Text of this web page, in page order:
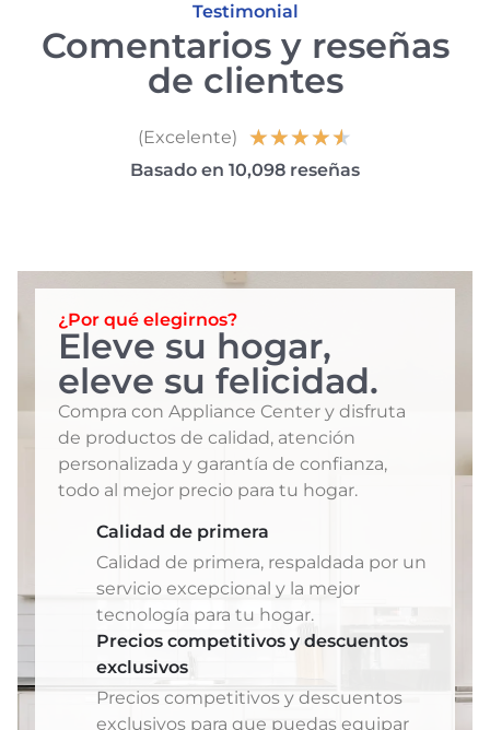
Testimonial
Comentarios y reseñas
de clientes
(Excelente) ★★★★★
Basado en 10,098 reseñas
¿Por qué elegirnos?
Eleve su hogar,
eleve su felicidad.
Compra con Appliance Center y disfruta
de productos de calidad, atención
personalizada y garantía de confianza,
todo al mejor precio para tu hogar.
Calidad de primera
Calidad de primera, respaldada por un
servicio excepcional y la mejor
tecnología para tu hogar.
Precios competitivos y descuentos
exclusivos
Precios competitivos y descuentos
exclusivos para que puedas equipar